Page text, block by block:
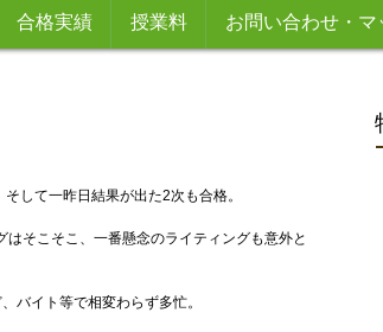
合格実績 授業料 お問い合わせ・マ
して一昨日結果が出た2次も合格。
そこそこ、一番懸念のライティングも意外と
バイト等で相変わらず多忙。